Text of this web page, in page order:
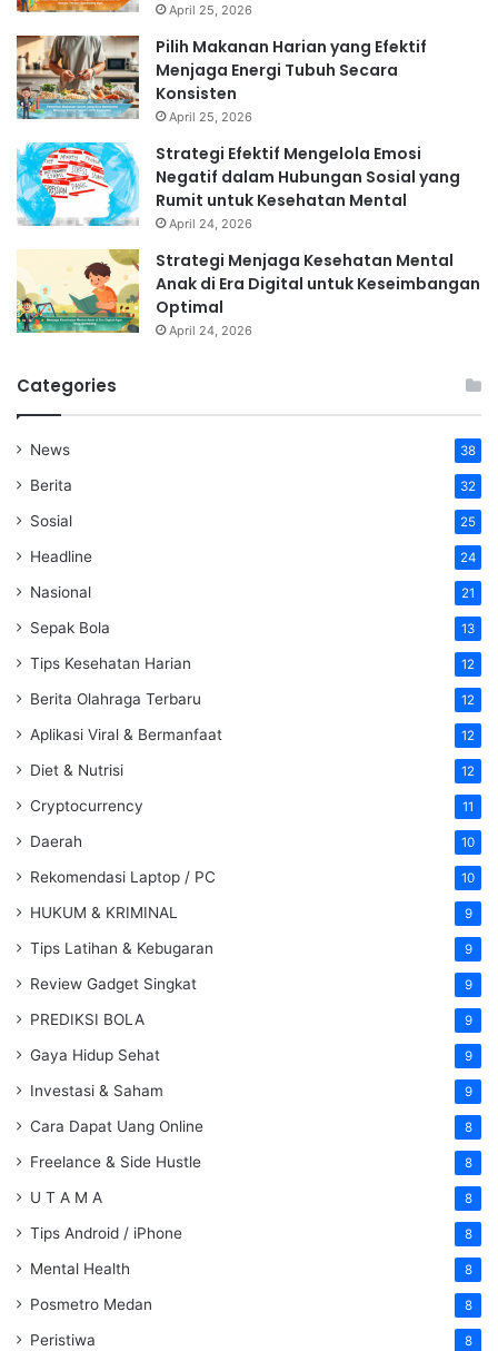
April 25, 2026
Pilih Makanan Harian yang Efektif
Menjaga Energi Tubuh Secara
Konsisten
April 25, 2026
Strategi Efektif Mengelola Emosi
Negatif dalam Hubungan Sosial yang
Rumit untuk Kesehatan Mental
April 24, 2026
Strategi Menjaga Kesehatan Mental
Anak di Era Digital untuk Keseimbangan
Optimal
April 24, 2026
Categories
News 38
Berita 32
Sosial 25
Headline 24
Nasional 21
Sepak Bola 13
Tips Kesehatan Harian 12
Berita Olahraga Terbaru 12
Aplikasi Viral & Bermanfaat 12
Diet & Nutrisi 12
Cryptocurrency 11
Daerah 10
Rekomendasi Laptop / PC 10
HUKUM & KRIMINAL 9
Tips Latihan & Kebugaran 9
Review Gadget Singkat 9
PREDIKSI BOLA 9
Gaya Hidup Sehat 9
Investasi & Saham 9
Cara Dapat Uang Online 8
Freelance & Side Hustle 8
U T A M A 8
Tips Android / iPhone 8
Mental Health 8
Posmetro Medan 8
Peristiwa 8